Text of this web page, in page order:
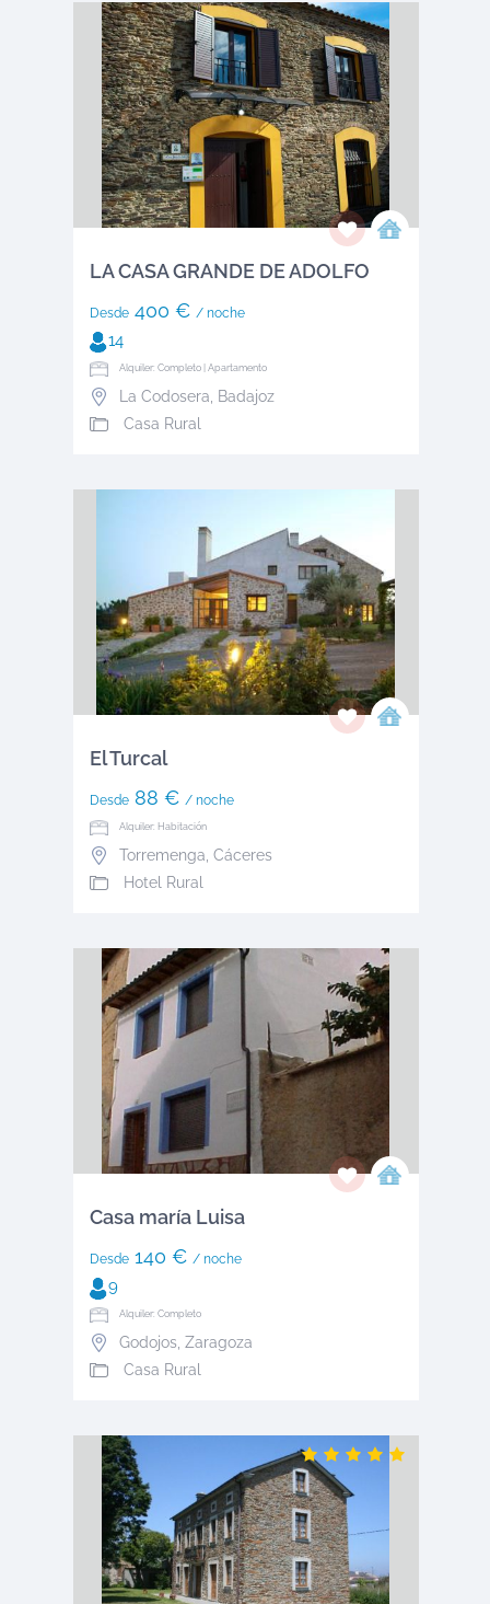
LA CASA GRANDE DE ADOLFO
Desde400 € / noche
14
Alquiler: Completo | Apartamento
La Codosera Badajoz
Casa Rural
El Turcal
Desde88 € / noche
Alquiler: Habitación
Torremenga Cáceres
Hotel Rural
Casa maría Luisa
Desde140 € / noche
9
Alquiler: Completo
Godojos, Zaragoza
Casa Rural